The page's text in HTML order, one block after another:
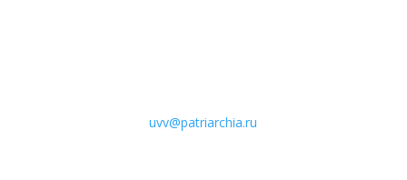
uvv@patriarchia.ru